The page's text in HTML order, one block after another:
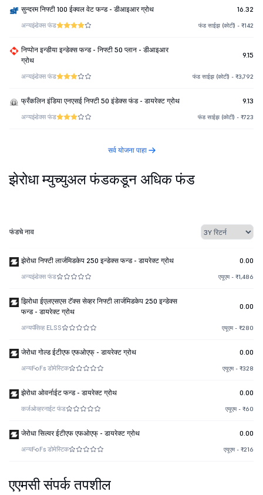
सुन्दरम निफ्टी 100 ईक्वल वेट फन्ड - डीआइआर ग्रोथ 16.32
अन्यइंडेक्स फंड फंड साईझ (कोटी) - ₹142
निप्पोन इन्डीया इन्डेक्स फन्ड - निफ्टी 50 प्लान - डीआइआर
ग्रोथ
9.15
अन्यइंडेक्स फंड फंड साईझ (कोटी) - ₹3,792
फ्रँकलिन इंडिया एनएसई निफ्टी 50 इंडेक्स फंड - डायरेक्ट ग्रोथ 9.13
अन्यइंडेक्स फंड फंड साईझ (कोटी) - ₹723
सर्व योजना पाहा
झेरोधा म्युच्युअल फंडकडून अधिक फंड
फंडचे नाव
झेरोधा निफ्टी लार्जमिडकेप 250 इन्डेक्स फन्ड - डायरेक्ट ग्रोथ 0.00
अन्यइंडेक्स फंड एयूएम - ₹1,486
झिरोधा ईएलएसएस टॅक्स सेव्हर निफ्टी लार्जमिडकेप 250 इन्डेक्स
फन्ड - डायरेक्ट ग्रोथ
0.00
अन्यपॅसिव्ह ELSS एयूएम - ₹280
जेरोधा गोल्ड ईटीएफ एफओएफ् - डायरेक्ट ग्रोथ 0.00
अन्यFoFs डोमेस्टिक एयूएम - ₹328
झेरोधा ओवर्नाईट फन्ड - डायरेक्ट ग्रोथ 0.00
कर्जओव्हरनाईट फंड एयूएम - ₹60
जेरोधा सिल्वर ईटीएफ एफओएफ् - डायरेक्ट ग्रोथ 0.00
अन्यFoFs डोमेस्टिक एयूएम - ₹216
एएमसी संपर्क तपशील